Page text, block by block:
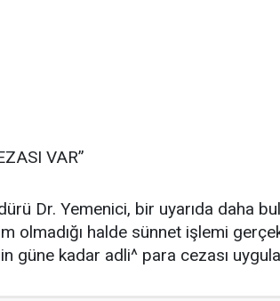
VAR”
Dr. Yemenici, bir uyarıda daha
olmadığı halde sünnet işlemi
güne kadar adli^ para cezası